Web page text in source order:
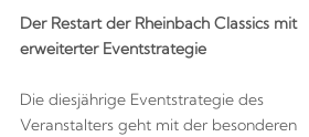
Der Restart der Rheinbach Classics mit
erweiterter Eventstrategie
Die diesjährige Eventstrategie des
Veranstalters geht mit der besonderen